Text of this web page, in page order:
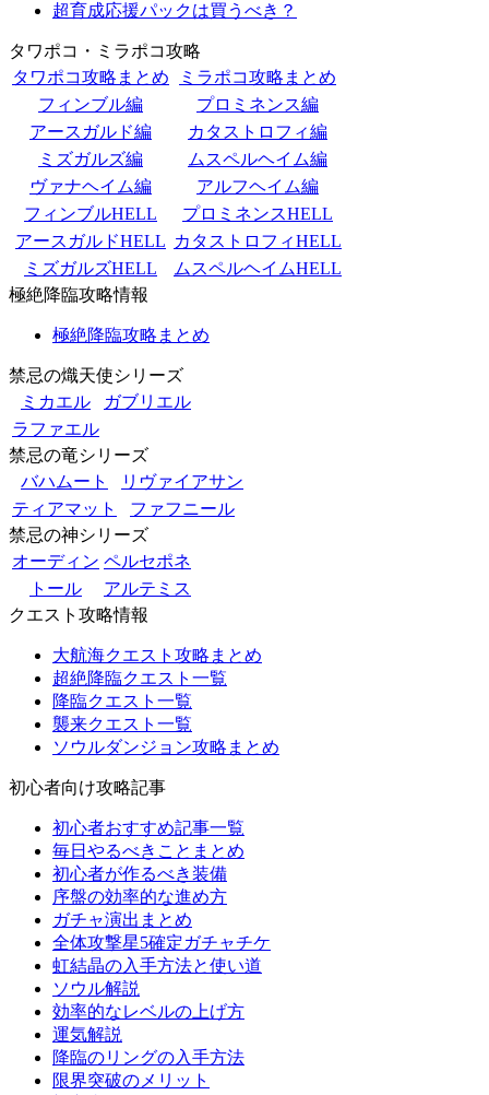
超育成応援パックは買うべき？
タワポコ・ミラポコ攻略
タワポコ攻略まとめ
ミラポコ攻略まとめ
フィンブル編
プロミネンス編
アースガルド編
カタストロフィ編
ミズガルズ編
ムスペルヘイム編
ヴァナヘイム編
アルフヘイム編
フィンブルHELL
プロミネンスHELL
アースガルドHELL カタストロフィHELL
ミズガルズHELL
ムスペルヘイムHELL
極絶降臨攻略情報
極絶降臨攻略まとめ
禁忌の熾天使シリーズ
ミカエル
ガブリエル
ラファエル
禁忌の竜シリーズ
バハムート
リヴァイアサン
ティアマット
ファフニール
禁忌の神シリーズ
オーディン ペルセポネ
トール
アルテミス
クエスト攻略情報
大航海クエスト攻略まとめ
超絶降臨クエスト一覧
降臨クエスト一覧
襲来クエスト一覧
ソウルダンジョン攻略まとめ
初心者向け攻略記事
初心者おすすめ記事一覧
毎日やるべきことまとめ
初心者が作るべき装備
序盤の効率的な進め方
ガチャ演出まとめ
全体攻撃星5確定ガチャチケ
虹結晶の入手方法と使い道
ソウル解説
効率的なレベルの上げ方
運気解説
降臨のリングの入手方法
限界突破のメリット